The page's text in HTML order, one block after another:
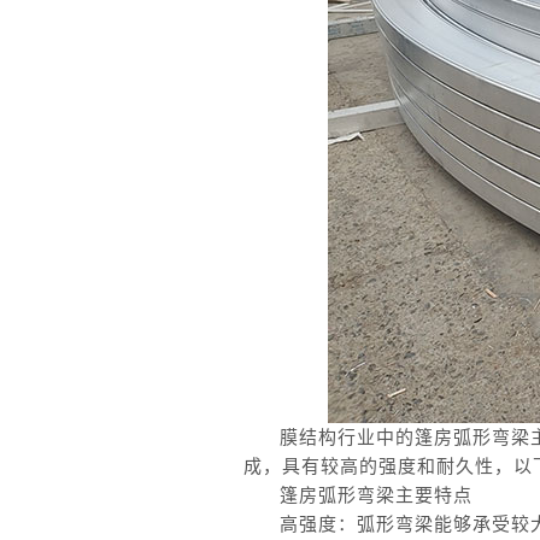
膜结构行业中的篷房弧形弯
成，具有较高的强度和耐久性，
篷房弧形弯梁主要特点
高强度：弧形弯梁能够承受